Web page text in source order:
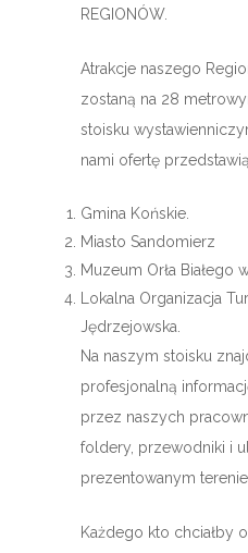
REGIONÓW.
Atrakcje naszego
zostaną na 28
stoisku
nami ofertę
Gmina Końskie.
Miasto Sandomierz
Muzeum Orła Białego
Lokalna Organizacja
Jędrzejowska.
Na naszym stoisku
profesjonalną
przez naszych
foldery, przewodniki i
prezentowanym
Każdego kto chciałby